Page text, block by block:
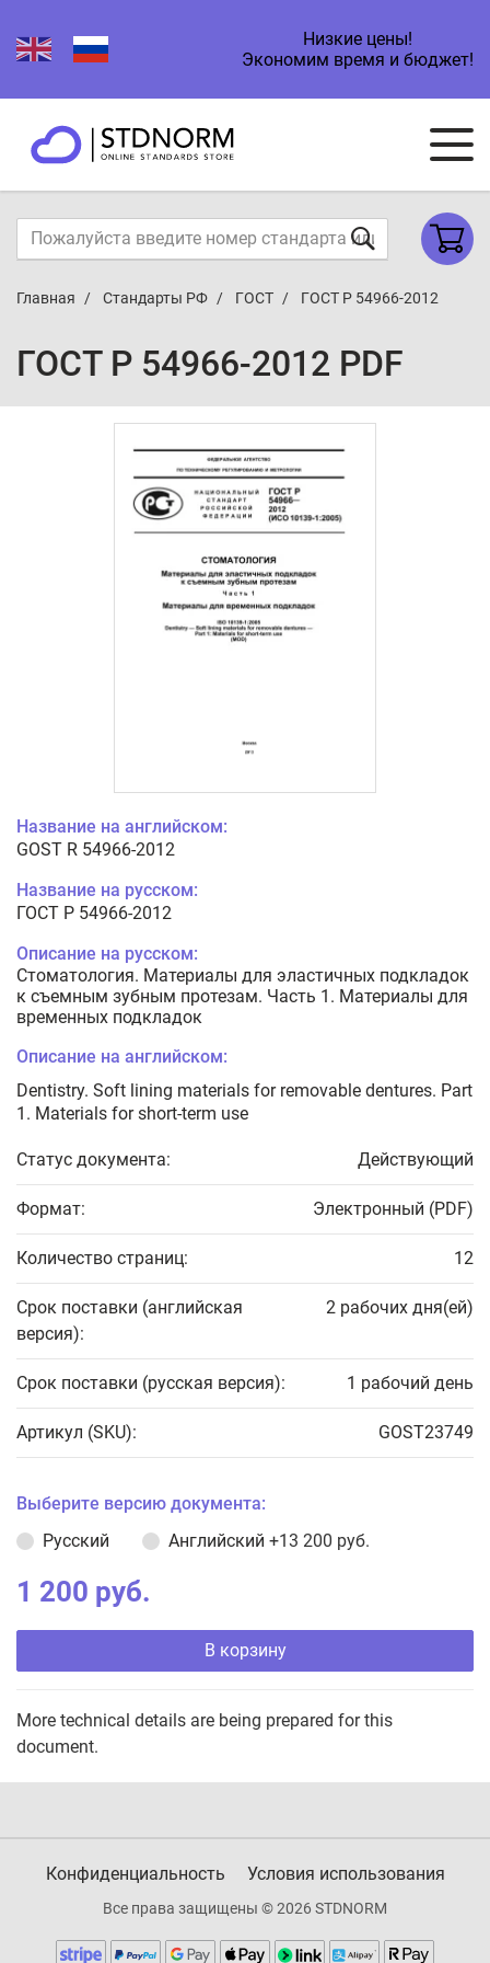
Низкие цены!
Экономим время и бюджет!
Главная Стандарты РФ ГОСТ ГОСТ Р 54966-2012
ГОСТ Р 54966-2012 PDF
Название на английском:
GOST R 54966-2012
Название на русском:
ГОСТ Р 54966-2012
Описание на русском:
Стоматология. Материалы для эластичных подкладок
к съемным зубным протезам. Часть 1. Материалы для
временных подкладок
Описание на английском:
Dentistry. Soft lining materials for removable dentures. Part
1. Materials for short-term use
Статус документа: Действующий
Формат: Электронный (PDF)
Количество страниц: 12
Срок поставки (английская
версия):
2 рабочих дня(ей)
Срок поставки (русская версия): 1 рабочий день
Артикул (SKU): GOST23749
Выберите версию документа:
Русский
Английский +13 200 руб.
1 200 руб.
В корзину
More technical details are being prepared for this
document.
Конфиденциальность Условия использования
Все права защищены © 2026 STDNORM